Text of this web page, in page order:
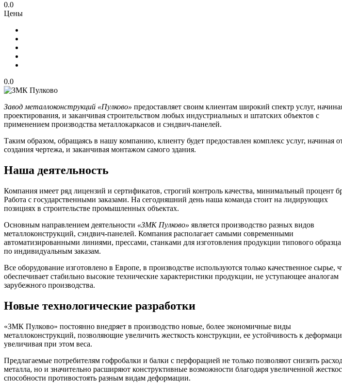
0.0
Цены
0.0
Завод металлоконструкций «Пулково» предоставляет своим клиентам широкий спектр услуг,
проектирования, и заканчивая строительством любых индустриальных и штатских объектов с
применением производства металлокаркасов и сэндвич-панелей.
Таким образом, обращаясь в нашу компанию, клиенту будет предоставлен комплекс услуг, начиная
создания чертежа, и заканчивая монтажом самого здания.
Наша деятельность
Компания имеет ряд лицензий и сертификатов, строгий контроль качества, минимальный процент
Работа с государственными заказами. На сегодняшний день наша команда стоит на лидирующих
позициях в строительстве промышленных объектах.
Основным направлением деятельности «ЗМК Пулково» является производство разных видов
металлоконструкций, сэндвич-панелей. Компания располагает самыми современными
автоматизированными линиями, прессами, станками для изготовления продукции типового
по индивидуальным заказам.
Все оборудование изготовлено в Европе, в производстве используются только качественное сырье,
обеспечивает стабильно высокие технические характеристики продукции, не уступающее аналогам
зарубежного производства.
Новые технологические разработки
«ЗМК Пулково» постоянно внедряет в производство новые, более экономичные виды
металлоконструкций, позволяющие увеличить жесткость конструкции, ее устойчивость к
увеличивая при этом веса.
Предлагаемые потребителям гофробалки и балки с перфорацией не только позволяют снизить
металла, но и значительно расширяют конструктивные возможности благодаря увеличенной
способности противостоять разным видам деформации.